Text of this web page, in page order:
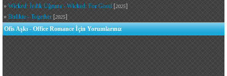
» Wicked: İyilik Uğruna - Wicked: For Good [2025]
» Birlikte - Together [2025]
Ofis Aşkı - Office Romance İçin Yorumlarınız